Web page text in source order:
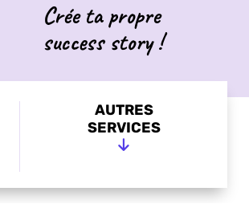
Crée ta propre
success story !
AUTRES
SERVICES